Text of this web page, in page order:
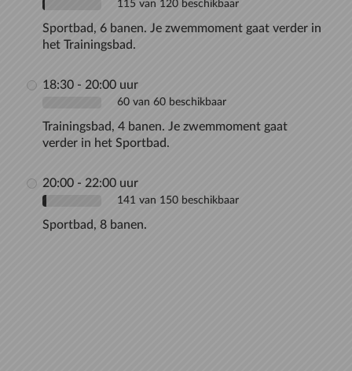
115 van 120 beschikbaar
Sportbad, 6 banen. Je zwemmoment gaat verder in
het Trainingsbad.
18:30 - 20:00 uur
60 van 60 beschikbaar
Trainingsbad, 4 banen. Je zwemmoment gaat
verder in het Sportbad.
20:00 - 22:00 uur
141 van 150 beschikbaar
Sportbad, 8 banen.